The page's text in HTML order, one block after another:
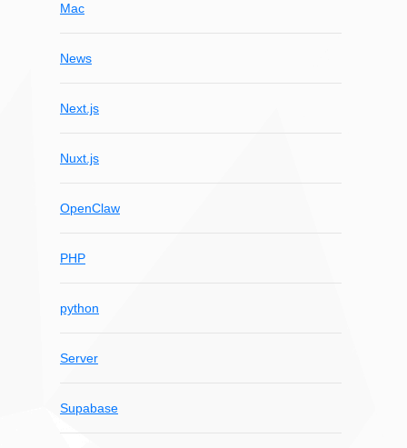
Mac
News
Next.js
Nuxt.js
OpenClaw
PHP
python
Server
Supabase